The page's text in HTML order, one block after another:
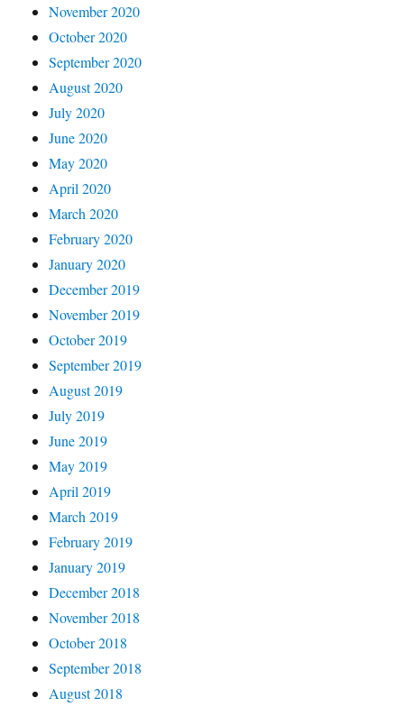
November 2020
October 2020
September 2020
August 2020
July 2020
June 2020
May 2020
April 2020
March 2020
February 2020
January 2020
December 2019
November 2019
October 2019
September 2019
August 2019
July 2019
June 2019
May 2019
April 2019
March 2019
February 2019
January 2019
December 2018
November 2018
October 2018
September 2018
August 2018